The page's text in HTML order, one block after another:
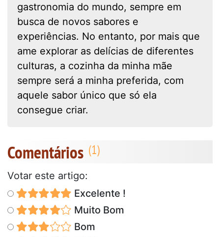
gastronomia do mundo, sempre em
busca de novos sabores e
experiências. No entanto, por mais que
ame explorar as delícias de diferentes
culturas, a cozinha da minha mãe
sempre será a minha preferida, com
aquele sabor único que só ela
consegue criar.
Comentários
Votar este artigo:
Excelente !
Muito Bom
Bom